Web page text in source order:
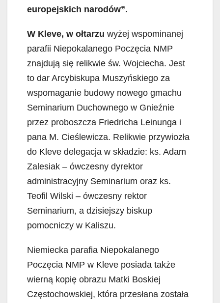
europejskich narodów”.
W Kleve, w ołtarzu wyżej wspominanej
parafii Niepokalanego Poczęcia NMP
znajdują się relikwie św. Wojciecha. Jest
to dar Arcybiskupa Muszyńskiego za
wspomaganie budowy nowego gmachu
Seminarium Duchownego w Gnieźnie
przez proboszcza Friedricha Leinunga i
pana M. Cieślewicza. Relikwie przywiozła
do Kleve delegacja w składzie: ks. Adam
Zalesiak – ówczesny dyrektor
administracyjny Seminarium oraz ks.
Teofil Wilski – ówczesny rektor
Seminarium, a dzisiejszy biskup
pomocniczy w Kaliszu.
Niemiecka parafia Niepokalanego
Poczęcia NMP w Kleve posiada także
wierną kopię obrazu Matki Boskiej
Częstochowskiej, która przesłana została